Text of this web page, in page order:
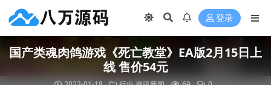
登录
国产类魂肉鸽游戏《死亡教堂》EA版2月15日上
线 售价54元